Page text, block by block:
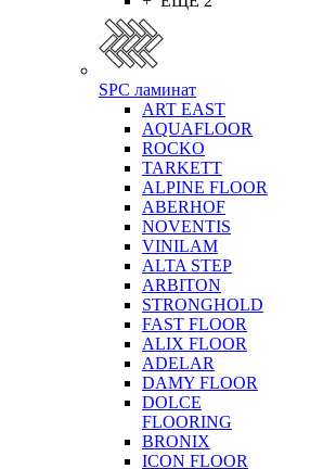
SPC ламинат
ART EAST
AQUAFLOOR
ROCKO
TARKETT
ALPINE FLOOR
ABERHOF
NOVENTIS
VINILAM
ALTA STEP
ARBITON
STRONGHOLD
FAST FLOOR
ALIX FLOOR
ADELAR
DAMY FLOOR
DOLCE
FLOORING
BRONIX
ICON FLOOR